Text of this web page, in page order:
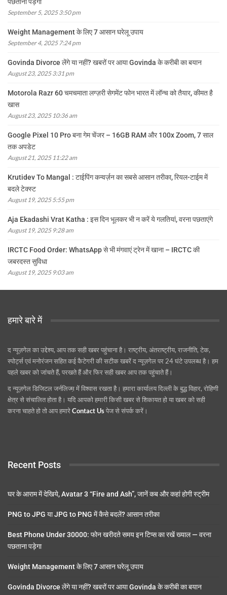
पछताना पड़ेगा
September 5, 2025 3:50 pm
Weight Management के लिए 7 आसान घरेलू उपाय
September 4, 2025 7:24 pm
Govinda Divorce लेंगे या नहीं? खबरों पर आया Govinda के करीबी का बयान
August 23, 2025 3:31 pm
Motorola Razr 60 चमचमाता लग्ज़री सेगमेंट फोन भारत में लॉन्च को तैयार, कीमत है
खास
August 23, 2025 10:36 am
Google Pixel 10 Pro बना गेम चेंजर – 16GB RAM और 100x Zoom, 7 साल
तक अपडेट
August 21, 2025 11:22 am
Krutidev To Mangal : टाईपिंग कन्वर्ज़न का सबसे आसान तरीका, रियल-टाईम में
बदले टेक्स्ट
August 19, 2025 5:55 pm
Aja Ekadashi Vrat Katha : इस दिन भूलकर भी न करें ये गलतियां, वरना पछताएंगे
August 19, 2025 9:28 am
IRCTC Food Order: WhatsApp से भी मंगवाएं ट्रेन में खाना – IRCTC की
जबरदस्त सुविधा
August 19, 2025 9:03 am
हमारे बारे में
द न्यूज़गेल का उद्देश्य, आप तक सही खबर पहुंचाना है। राष्ट्रीय, अंतराष्ट्रीय, राजनीति, टेक,
स्पोर्ट्स एवं मनोरंजन सहित कई कैटेगरी की सटीक खबरें द न्यूज़गेल पर 24 घंटे उपलब्ध है। हम
पहले खबर को जांचते हैं, परखते हैं और फिर सही खबर आप तक पहुंचाते हैं।
द न्यूज़गेल डिजिटल जर्नलिज्म़ में विश्वास रखता है। हमारा कार्यालय दिल्ली के बुद्ध विहार, रोहिणी
क्षेत्र से संचालित होता है। यदि आपको हमारी किसी खबर से शिकायत हो या खबर को सही
करना चाहते हो तो आप हमारेContact Usपेज से संपर्क करें।
Recent Posts
घर के आराम में देखिये, Avatar 3 “Fire and Ash”, जानें कब और कहां होगी स्ट्रीम
PNG to JPG या JPG to PNG में कैसे बदलें? आसान तरीका
Best Phone Under 30000: फोन खरीदते समय इन टिप्स का रखें ख्याल — वरना
पछताना पड़ेगा
Weight Management के लिए 7 आसान घरेलू उपाय
Govinda Divorce लेंगे या नहीं? खबरों पर आया Govinda के करीबी का बयान